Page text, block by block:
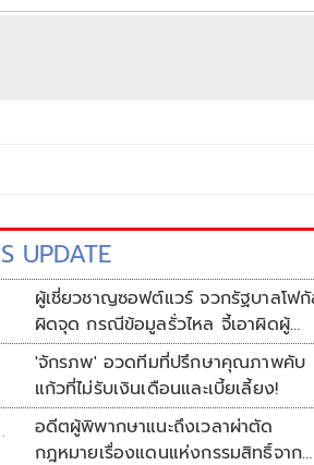
UPDATE
ผู้เชี่ยวชาญซอฟต์แวร์ จวกรัฐบาลโฟ
ผิดจุด กรณีข้อมูลรั่วไหล จี้เอาผิดผู้
ควบคุม-เจ้าของระบบตามกฎหมาย
PDPA
'จักรภพ' อวดทีมที่ปรึกษาคุณภาพคับ
แก้วที่ไม่รับเงินเดือนและเบี้ยเลี้ยง!
อดีตผู้พิพากษาแนะถึงเวลาผ่าตัด
กฎหมายเรื่องแดนแห่งกรรมสิทธิ์จาก